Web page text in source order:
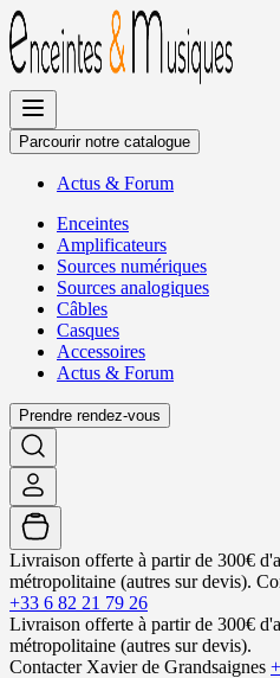
Allez
au
contenu
Parcourir notre catalogue
Actus & Forum
Enceintes
Amplificateurs
Sources numériques
Sources analogiques
Câbles
Casques
Accessoires
Actus & Forum
Prendre rendez-vous
Livraison offerte à partir de 300€
métropolitaine (autres sur devis).
+33 6 82 21 79 26
Livraison offerte à partir de 300€
métropolitaine (autres sur devis).
Contacter Xavier de Grandsaignes